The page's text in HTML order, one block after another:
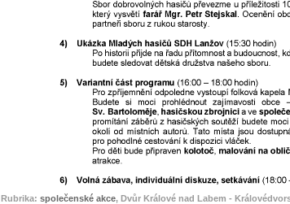
Rubrika: společenské akce, Dvůr Králové nad Labem -